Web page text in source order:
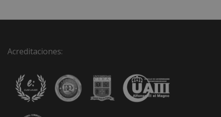
Acreditaciones: